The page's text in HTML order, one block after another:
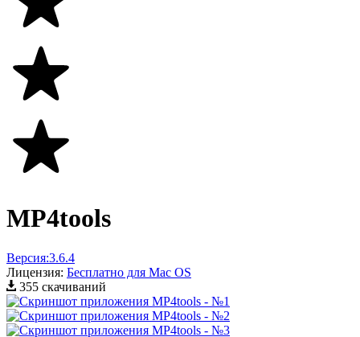
MP4tools
Версия:3.6.4
Лицензия: Бесплатно для Mac OS
355 скачиваний